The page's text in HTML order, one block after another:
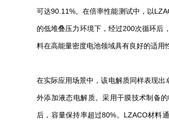
可达90.11%。在倍率性能测试中，以
的低堆叠压力环境下，经过200次循环后
料在高能量密度电池领域具有良好的适用
在实际应用场景中，该电解质同样表现
外添加液态电解质。采用干膜技术制备
后，容量保持率超过80%。LZACO材料